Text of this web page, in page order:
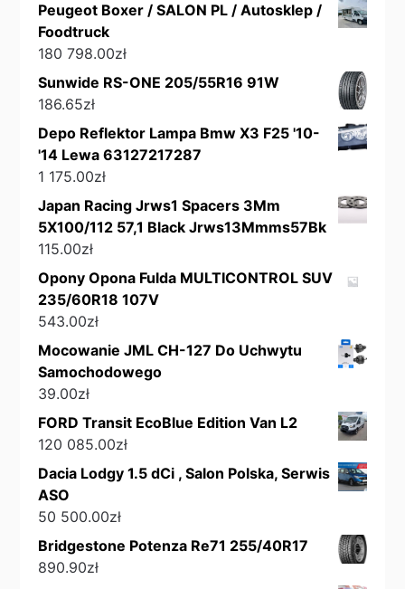
Peugeot Boxer / SALON PL / Autosklep /
Foodtruck
180 798.00zł
Sunwide RS-ONE 205/55R16 91W
186.65zł
Depo Reflektor Lampa Bmw X3 F25 '10-
'14 Lewa 63127217287
1 175.00zł
Japan Racing Jrws1 Spacers 3Mm
5X100/112 57,1 Black Jrws13Mmms57Bk
115.00zł
Opony Opona Fulda MULTICONTROL SUV
235/60R18 107V
543.00zł
Mocowanie JML CH-127 Do Uchwytu
Samochodowego
39.00zł
FORD Transit EcoBlue Edition Van L2
120 085.00zł
Dacia Lodgy 1.5 dCi , Salon Polska, Serwis
ASO
50 500.00zł
Bridgestone Potenza Re71 255/40R17
890.90zł